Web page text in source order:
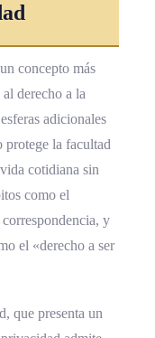
concepto más
derecho a la
adicionales
protege la facultad
cotidiana sin
como el
y
el «derecho a ser
que presenta un